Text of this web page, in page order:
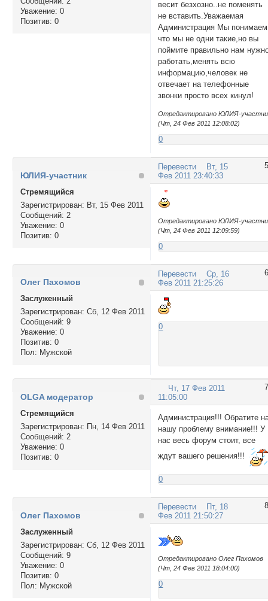
Уважение: 0
Позитив: 0
весит безхозно..не поменять
не вставить.Уважаемая
Администрация Мы понимаем
что мы не одни такие,но вы
поймите правильно нам
работать,менять всю
информацию,человек не
отвечает на телефонные
звонки просто всех кинул!
Отредактировано ЮЛИЯ-
(Чт, 24 Фев 2011 12:08:02)
0
Перевести 5
Вт, 15
Фев 2011 23:40:33
ЮЛИЯ-участник
Стремящийся
Зарегистрирован: Вт, 15 Фев 2011
Сообщений: 2
Уважение: 0
Позитив: 0
Отредактировано ЮЛИЯ-
(Чт, 24 Фев 2011 12:09:59)
0
Перевести 6
Ср, 16
Фев 2011 21:25:26
Олег Пахомов
Заслуженный
Зарегистрирован: Сб, 12 Фев 2011
Сообщений: 9
Уважение: 0
Позитив: 0
Пол: Мужской
0
7
Чт, 17 Фев 2011
11:05:00
OLGA модератор
Стремящийся
Зарегистрирован: Пн, 14 Фев 2011
Сообщений: 2
Уважение: 0
Позитив: 0
Администрация!!! Обратите
нашу проблему внимание!!! У
нас весь форум стоит, все
ждут вашего решения!!!
0
Перевести 8
Пт, 18
Фев 2011 21:50:27
Олег Пахомов
Заслуженный
Зарегистрирован: Сб, 12 Фев 2011
Сообщений: 9
Уважение: 0
Позитив: 0
Пол: Мужской
Отредактировано Олег Пахомов
(Чт, 24 Фев 2011 18:04:00)
0